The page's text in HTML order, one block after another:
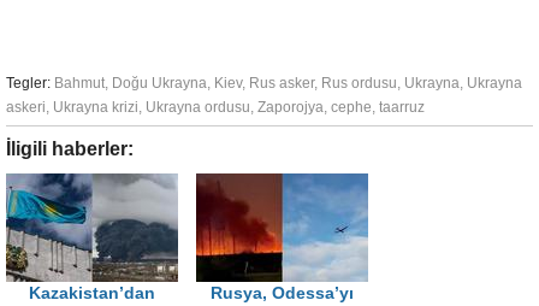
Tegler: Bahmut Doğu Ukrayna Kiev, Rus asker, Rus ordusu Ukrayna Ukrayna
askeri Ukrayna krizi Ukrayna ordusu Zaporojya cephe taarruz
İligili haberler:
Kazakistan’dan
Rusya, Odessa’yı